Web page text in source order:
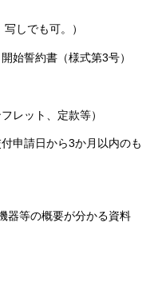
しでも可。）
始誓約書（様式第3号）
レット、定款等）
申請日から3か月以内のも
器等の概要が分かる資料